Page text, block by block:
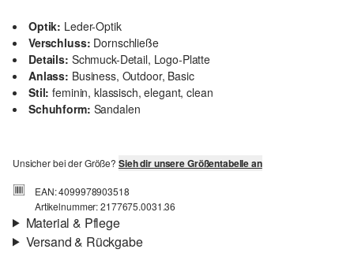
Optik: Leder-Optik
Verschluss: Dornschließe
Details: Schmuck-Detail, Logo-Platte
Anlass: Business, Outdoor, Basic
Stil: feminin, klassisch, elegant, clean
Schuhform: Sandalen
Unsicher bei der Größe? Sieh dir unsere Größentabelle an
EAN: 4099978903518
Artikelnummer: 2177675.0031.36
Material & Pflege
Versand & Rückgabe